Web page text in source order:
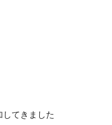
てきました